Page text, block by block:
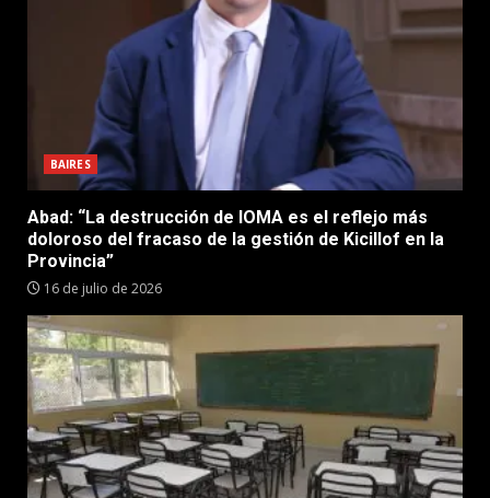
BAIRES
Abad: “La destrucción de IOMA es el reflejo más
doloroso del fracaso de la gestión de Kicillof en la
Provincia”
16 de julio de 2026